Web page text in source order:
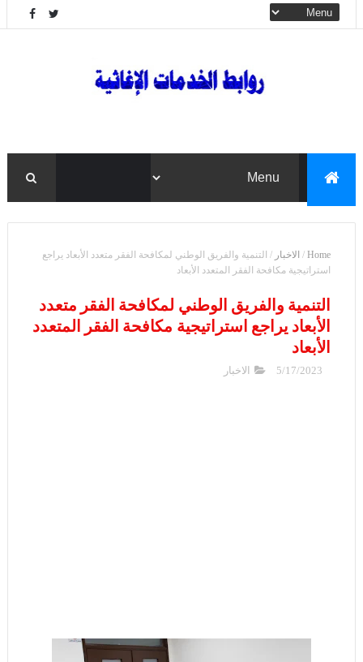
Home
/ الاخبار / التنمية والفريق الوطني لمكافحة الفقر متعدد الأبعاد يراجع
استراتيجية مكافحة الفقر المتعدد الأبعاد
التنمية والفريق الوطني لمكافحة الفقر متعدد
الأبعاد يراجع استراتيجية مكافحة الفقر المتعدد
الأبعاد
5/17/2023 الاخبار